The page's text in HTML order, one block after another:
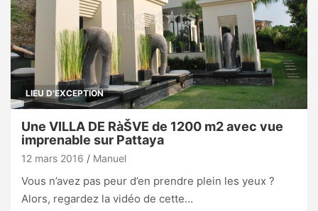
LIEU D'EXCEPTION
Une VILLA DE RàŠVE de 1200 m2 avec vue
imprenable sur Pattaya
12 mars 2016 Manuel
Vous n’avez pas peur d’en prendre plein les yeux ?
Alors, regardez la vidéo de cette…